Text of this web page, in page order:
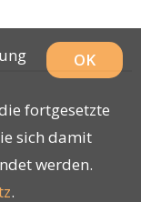
OK
fortgesetzte
sich damit
werden.
.